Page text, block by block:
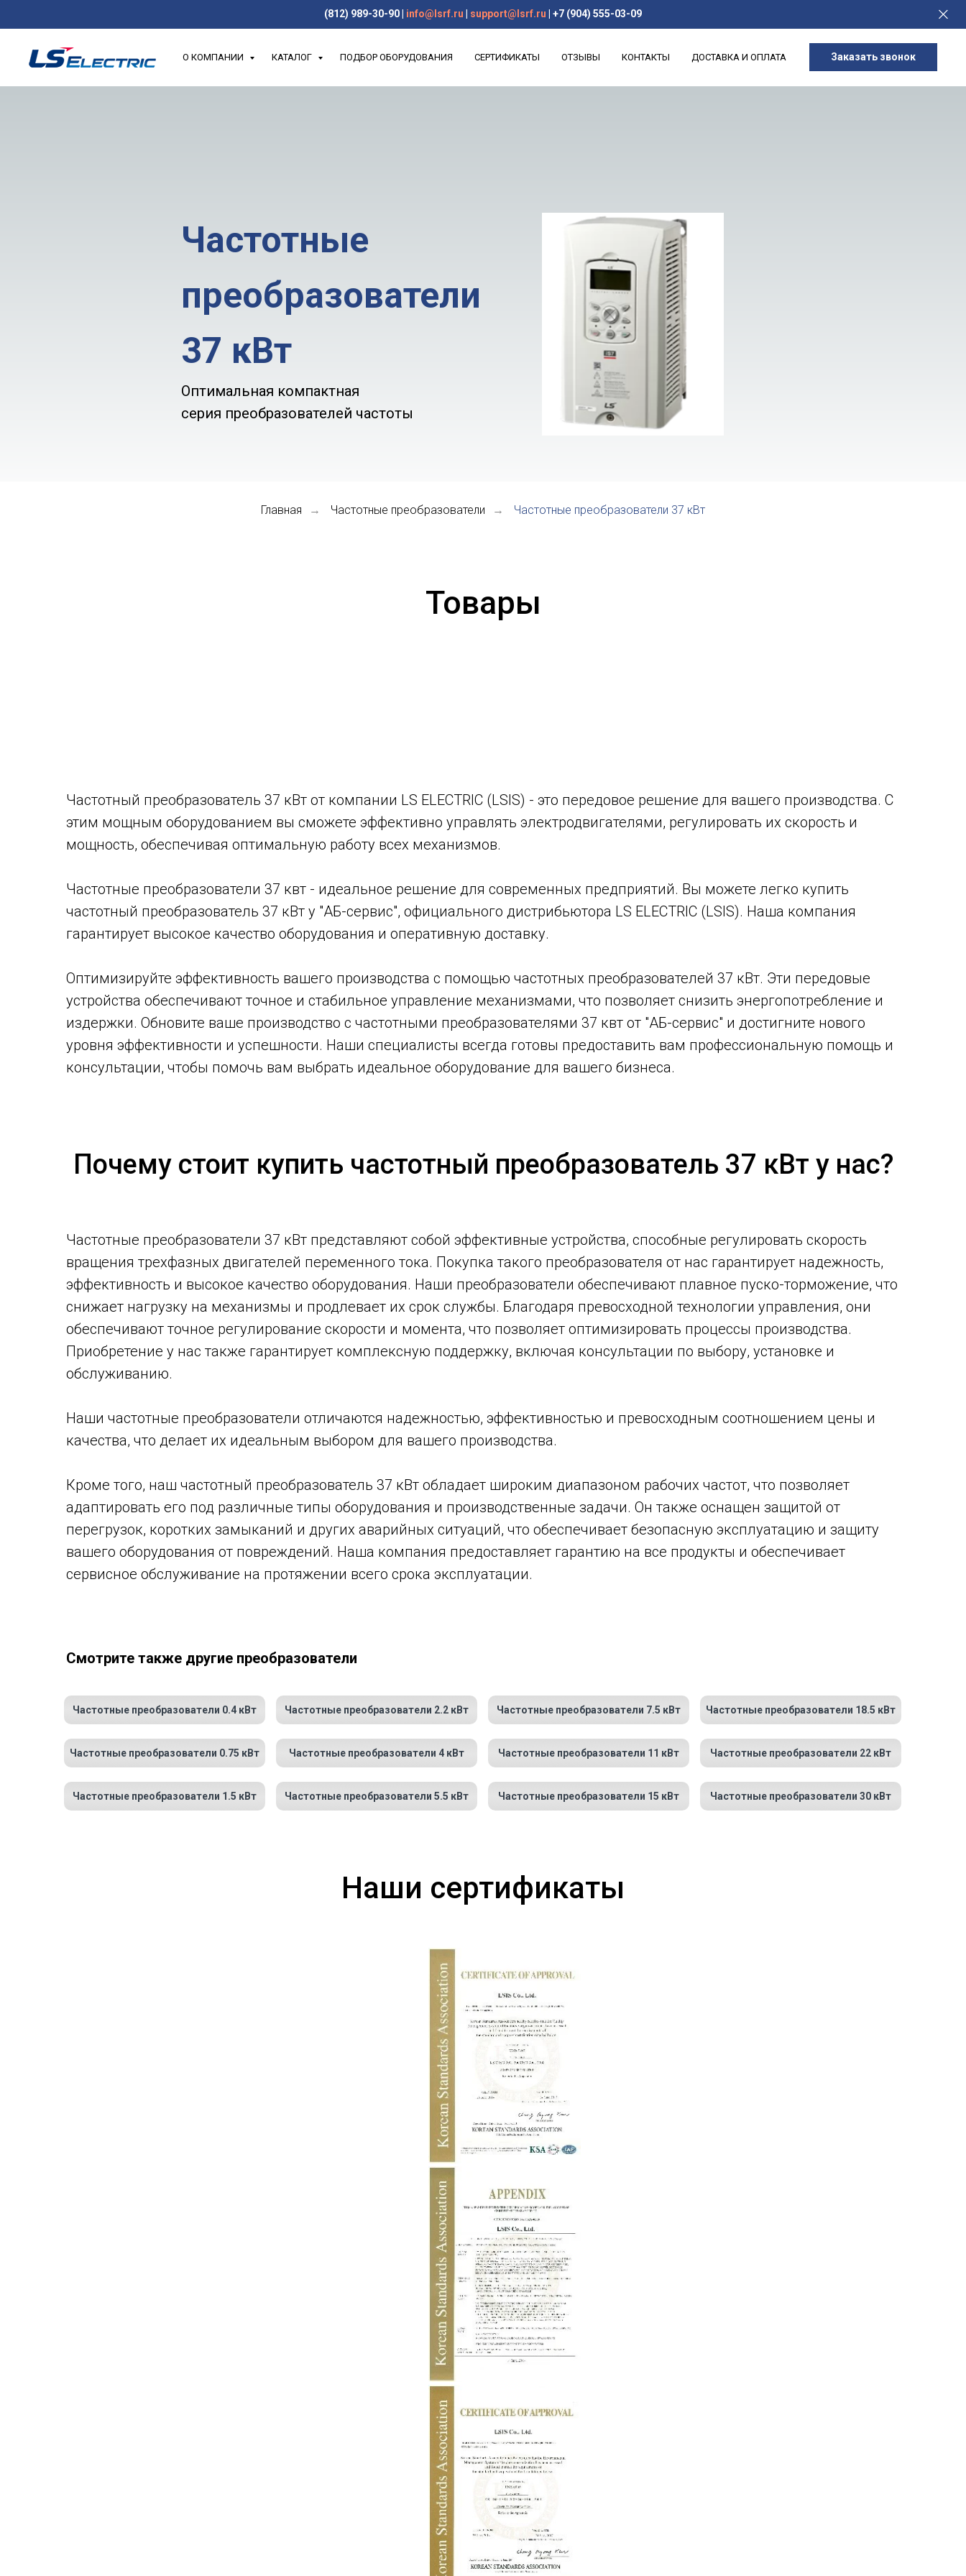
(812) 989-30-90 info@lsrf.ru support@lsrf.ru +7 (904) 555-03-09
О КОМПАНИИ КАТАЛОГ ПОДБОР ОБОРУДОВАНИЯ СЕРТИФИКАТЫ ОТЗЫВЫ КОНТАКТЫ ДОСТАВКА И ОПЛАТА Заказать звонок
Частотные
преобразователи
37 кВт
Оптимальная компактная
серия преобразователей частоты
Главная → Частотные преобразователи → Частотные преобразователи 37 кВт
Товары
Частотный преобразователь 37 кВт от компании LS ELECTRIC (LSIS) - это передовое решение для вашего производства. С
этим мощным оборудованием вы сможете эффективно управлять электродвигателями, регулировать их скорость и
мощность, обеспечивая оптимальную работу всех механизмов.
Частотные преобразователи 37 квт - идеальное решение для современных предприятий. Вы можете легко купить
частотный преобразователь 37 кВт у "АБ-сервис", официального дистрибьютора LS ELECTRIC (LSIS). Наша компания
гарантирует высокое качество оборудования и оперативную доставку.
Оптимизируйте эффективность вашего производства с помощью частотных преобразователей 37 кВт. Эти передовые
устройства обеспечивают точное и стабильное управление механизмами, что позволяет снизить энергопотребление и
издержки. Обновите ваше производство с частотными преобразователями 37 квт от "АБ-сервис" и достигните нового
уровня эффективности и успешности. Наши специалисты всегда готовы предоставить вам профессиональную помощь и
консультации, чтобы помочь вам выбрать идеальное оборудование для вашего бизнеса.
Почему стоит купить частотный преобразователь 37 кВт у нас?
Частотные преобразователи 37 кВт представляют собой эффективные устройства, способные регулировать скорость
вращения трехфазных двигателей переменного тока. Покупка такого преобразователя от нас гарантирует надежность,
эффективность и высокое качество оборудования. Наши преобразователи обеспечивают плавное пуско-торможение, что
снижает нагрузку на механизмы и продлевает их срок службы. Благодаря превосходной технологии управления, они
обеспечивают точное регулирование скорости и момента, что позволяет оптимизировать процессы производства.
Приобретение у нас также гарантирует комплексную поддержку, включая консультации по выбору, установке и
обслуживанию.
Наши частотные преобразователи отличаются надежностью, эффективностью и превосходным соотношением цены и
качества, что делает их идеальным выбором для вашего производства.
Кроме того, наш частотный преобразователь 37 кВт обладает широким диапазоном рабочих частот, что позволяет
адаптировать его под различные типы оборудования и производственные задачи. Он также оснащен защитой от
перегрузок, коротких замыканий и других аварийных ситуаций, что обеспечивает безопасную эксплуатацию и защиту
вашего оборудования от повреждений. Наша компания предоставляет гарантию на все продукты и обеспечивает
сервисное обслуживание на протяжении всего срока эксплуатации.
Частотные преобразователи 0.4 кВт Частотные преобразователи 2.2 кВт
Смотрите также другие преобразователи
Частотные преобразователи 7.5 кВт Частотные преобразователи 18.5 кВт
Частотные преобразователи 0.75 кВт Частотные преобразователи 4 кВт Частотные преобразователи 11 кВт Частотные преобразователи 22 кВт
Частотные преобразователи 1.5 кВт Частотные преобразователи 5.5 кВт Частотные преобразователи 15 кВт Частотные преобразователи 30 кВт
Наши сертификаты